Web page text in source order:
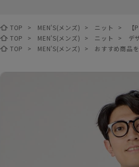
TOP > MEN'S(メンズ) > ニット >
TOP
> MEN'S(メンズ) > ニット > デ
TOP
> MEN'S(メンズ) > おすすめ商品